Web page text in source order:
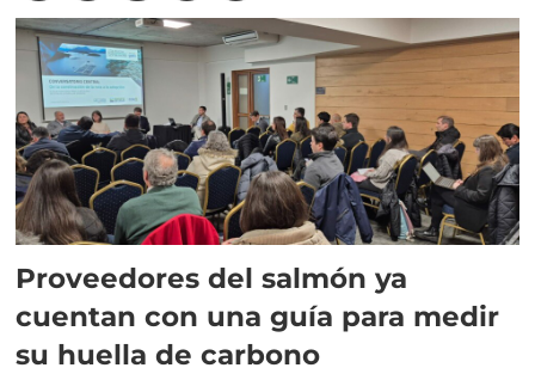
Proveedores del salmón ya
cuentan con una guía para medir
su huella de carbono